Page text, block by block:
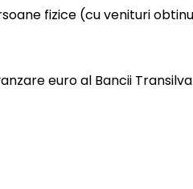
fizice (cu venituri
euro al Bancii